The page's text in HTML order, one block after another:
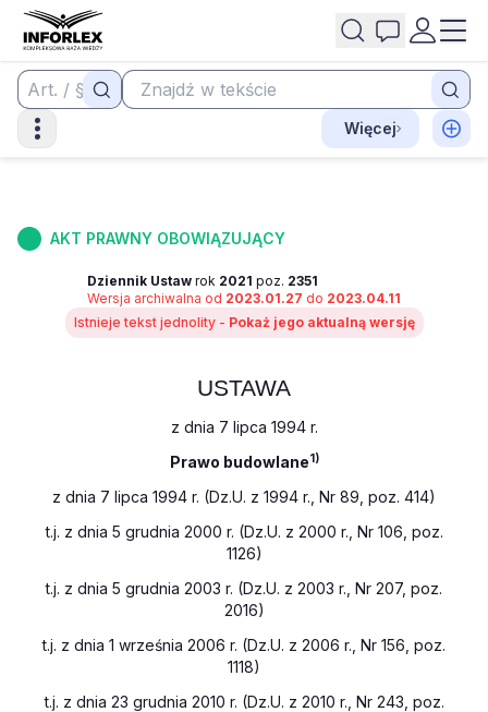
Więcej
AKT PRAWNY OBOWIĄZUJĄCY
Dziennik Ustaw rok 2021 poz. 2351
Wersja archiwalna od 2023.01.27 do 2023.04.11
Istnieje tekst jednolity - Pokaż jego aktualną wersję
USTAWA
z dnia 7 lipca 1994 r.
Prawo budowlane1)
z dnia 7 lipca 1994 r. (Dz.U. z 1994 r., Nr 89, poz. 414)
t.j. z dnia 5 grudnia 2000 r. (Dz.U. z 2000 r., Nr 106, poz.
1126)
t.j. z dnia 5 grudnia 2003 r. (Dz.U. z 2003 r., Nr 207, poz.
2016)
t.j. z dnia 1 września 2006 r. (Dz.U. z 2006 r., Nr 156, poz.
1118)
t.j. z dnia 23 grudnia 2010 r. (Dz.U. z 2010 r., Nr 243, poz.